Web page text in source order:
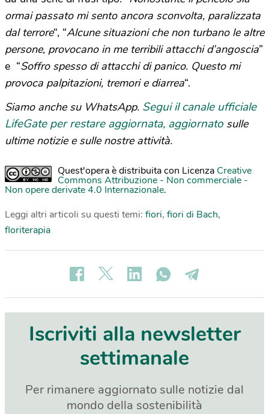
ormai passato mi sento ancora sconvolta, paralizzata
dal terrore“, “Alcune situazioni che non turbano le altre
persone, provocano in me terribili attacchi d’angoscia”
e “Soffro spesso di attacchi di panico. Questo mi
provoca palpitazioni, tremori e diarrea“.
Siamo anche su WhatsApp. Segui il canale ufficiale
LifeGate per restare aggiornata, aggiornato sulle
ultime notizie e sulle nostre attività.
Quest'opera è distribuita con Licenza Creative
Commons Attribuzione - Non commerciale -
Non opere derivate 4.0 Internazionale.
Leggi altri articoli su questi temi: fiori, fiori di Bach,
floriterapia
Iscriviti alla newsletter
settimanale
Per rimanere aggiornato sulle notizie dal
mondo della sostenibilità